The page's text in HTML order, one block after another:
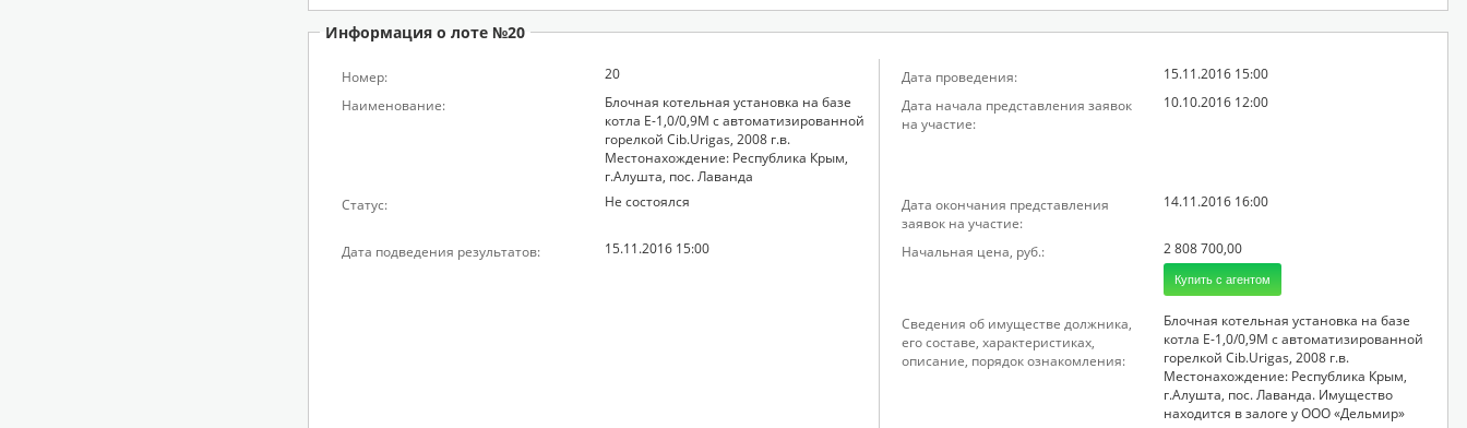
Информация о лоте №20
Номер: 20 Дата проведения:
15.11.2016 15:00
Наименование:
Блочная котельная установка на базе
котла Е-1,0/0,9М с автоматизированной
горелкой Cib.Urigas, 2008 г.в.
Местонахождение: Республика Крым,
г.Алушта, пос. Лаванда
Дата начала представления заявок
на участие:
10.10.2016 12:00
Статус: Не состоялся
Дата окончания представления
заявок на участие:
14.11.2016 16:00
Дата подведения результатов: 15.11.2016 15:00 Начальная цена, руб.: 2 808 700,00
Купить с агентом
Сведения об имуществе должника,
его составе, характеристиках,
описание, порядок ознакомления:
Блочная котельная установка на базе
котла Е-1,0/0,9М с автоматизированной
горелкой Cib.Urigas, 2008 г.в.
Местонахождение: Республика Крым,
г.Алушта, пос. Лаванда. Имущество
находится в залоге у ООО «Дельмир»